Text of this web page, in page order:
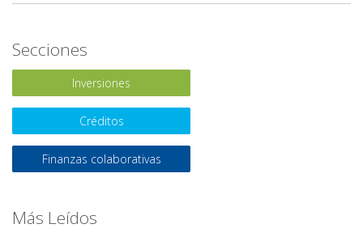
Secciones
Inversiones
Créditos
Finanzas colaborativas
Más Leídos